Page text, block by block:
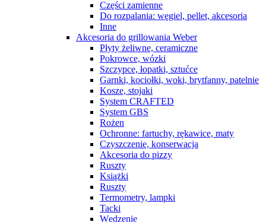
Części zamienne
Do rozpalania: węgiel, pellet, akcesoria
Inne
Akcesoria do grillowania Weber
Płyty żeliwne, ceramiczne
Pokrowce, wózki
Szczypce, łopatki, sztućce
Garnki, kociołki, woki, brytfanny, patelnie
Kosze, stojaki
System CRAFTED
System GBS
Rożen
Ochronne: fartuchy, rękawice, maty
Czyszczenie, konserwacja
Akcesoria do pizzy
Ruszty
Książki
Ruszty
Termometry, lampki
Tacki
Wędzenie